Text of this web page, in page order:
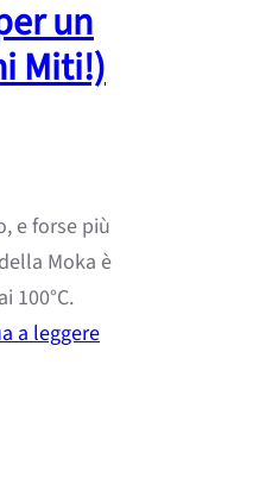
un
Miti!)
e forse più
Moka è
100°C.
a leggere